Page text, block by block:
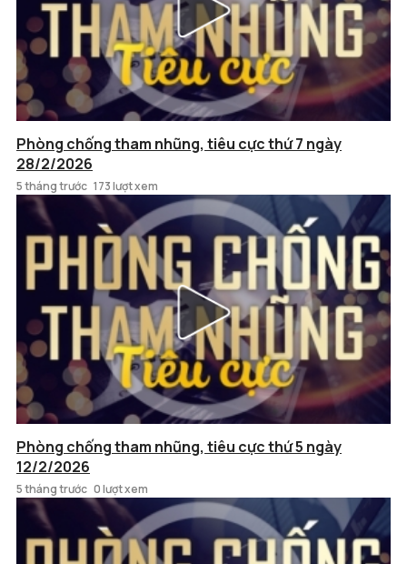
Phòng chống tham nhũng, tiêu cực thứ 7 ngày
28/2/2026
5 tháng trước 173 lượt xem
Phòng chống tham nhũng, tiêu cực thứ 5 ngày
12/2/2026
5 tháng trước 0 lượt xem